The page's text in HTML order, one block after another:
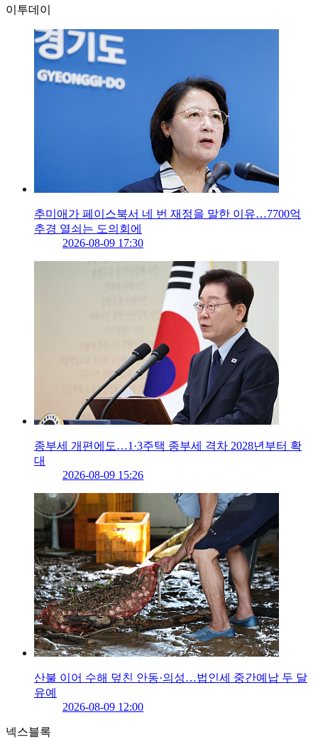
이투데이
추미애가 페이스북서 네 번 재정을 말한 이유…7700억
추경 열쇠는 도의회에
2026-08-09 17:30
종부세 개편에도…1·3주택 종부세 격차 2028년부터 확
대
2026-08-09 15:26
산불 이어 수해 덮친 안동·의성…법인세 중간예납 두 달
유예
2026-08-09 12:00
넥스블록